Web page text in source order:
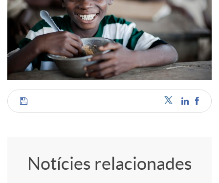
C
Notícies relacionades